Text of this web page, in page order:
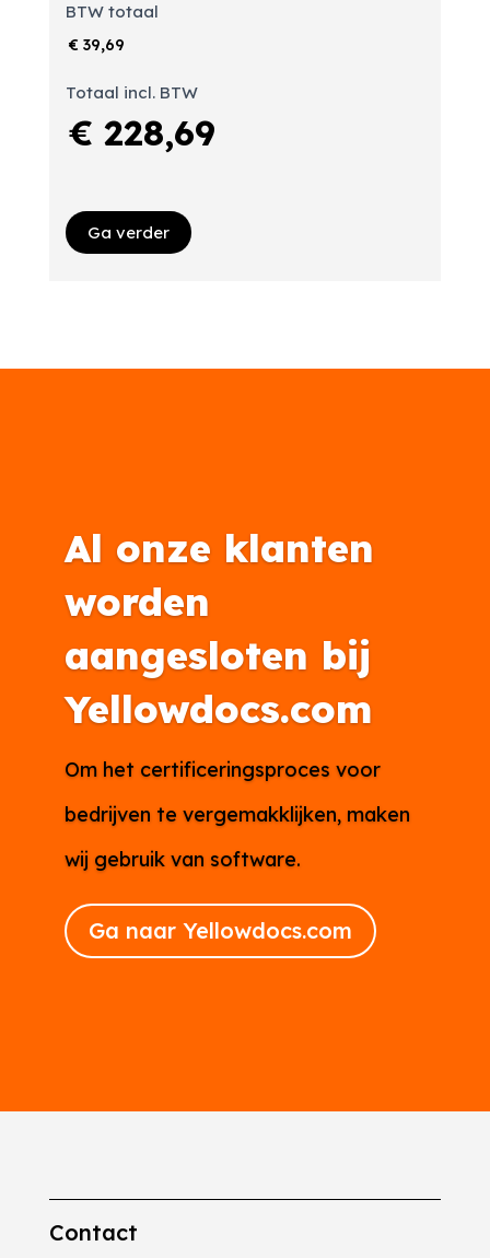
BTW totaal
€ 39,69
Totaal incl. BTW
€ 228,69
Ga verder
Al onze klanten
worden
aangesloten bij
Yellowdocs.com
Om het certificeringsproces voor
bedrijven te vergemakklijken, maken
wij gebruik van software.
Ga naar Yellowdocs.com
Contact